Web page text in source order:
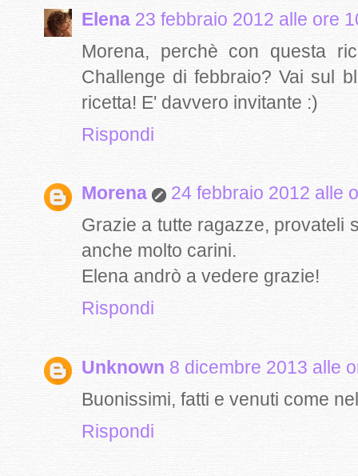
Elena 23 febbraio 2012 alle ore
Morena, perchè con questa
Challenge di febbraio? Vai sul
ricetta! E' davvero invitante :)
Rispondi
Morena
24 febbraio 2012 alle
Grazie a tutte ragazze, provateli
anche molto carini.
Elena andrò a vedere grazie!
Rispondi
Unknown 8 dicembre 2013 alle
Buonissimi, fatti e venuti come
Rispondi